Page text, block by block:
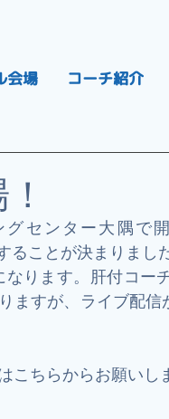
会場 コーチ紹介
センター大隅で
ることが決まりまし
ります。肝付コー
ますが、ライブ配信
こちらからお願いし